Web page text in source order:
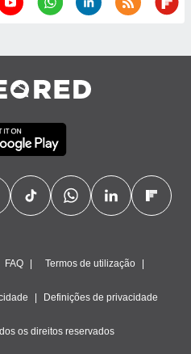
FAQ Termos de utilização
Definições de privacidade
os direitos reservados